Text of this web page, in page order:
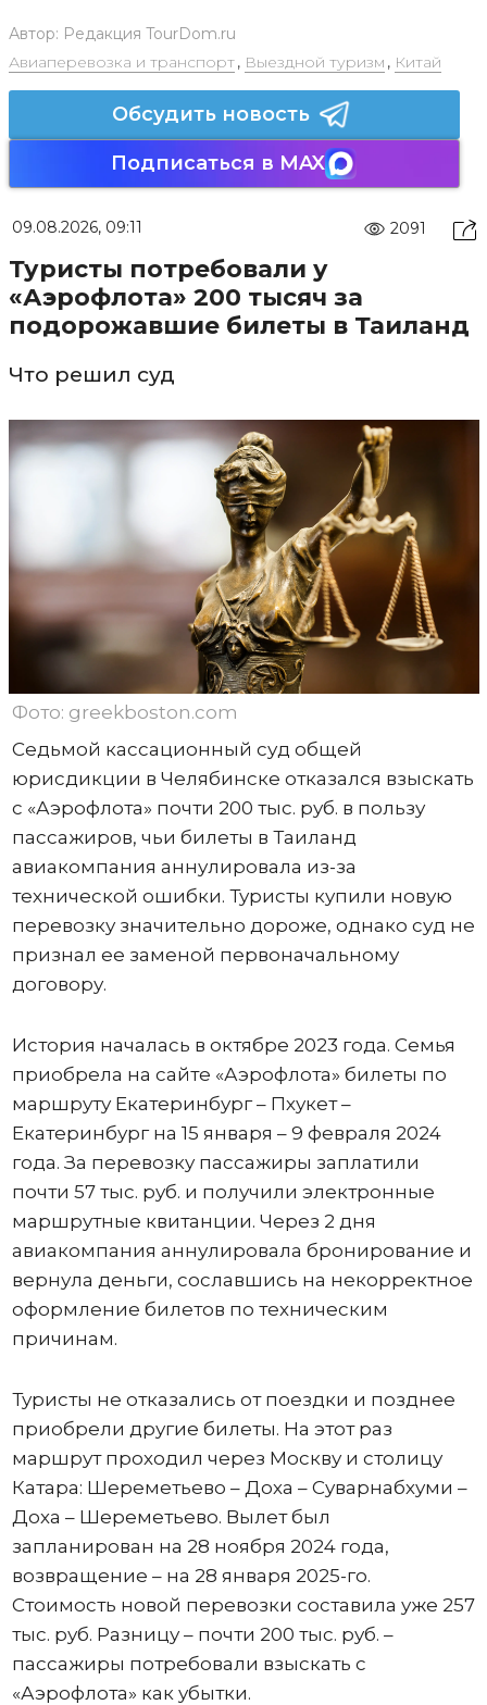
Автор: Редакция TourDom.ru
Авиаперевозка и транспорт, Выездной туризм , Китай
Обсудить новость
Подписаться в MAX
09.08.2026, 09:11 2091
Туристы потребовали у
«Аэрофлота» 200 тысяч за
подорожавшие билеты в Таиланд
Что решил суд
Фото: greekboston.com
Седьмой кассационный суд общей
юрисдикции в Челябинске отказался взыскать
с «Аэрофлота» почти 200 тыс. руб. в пользу
пассажиров, чьи билеты в Таиланд
авиакомпания аннулировала из-за
технической ошибки. Туристы купили новую
перевозку значительно дороже, однако суд не
признал ее заменой первоначальному
договору.
История началась в октябре 2023 года. Семья
приобрела на сайте «Аэрофлота» билеты по
маршруту Екатеринбург – Пхукет –
Екатеринбург на 15 января – 9 февраля 2024
года. За перевозку пассажиры заплатили
почти 57 тыс. руб. и получили электронные
маршрутные квитанции. Через 2 дня
авиакомпания аннулировала бронирование и
вернула деньги, сославшись на некорректное
оформление билетов по техническим
причинам.
Туристы не отказались от поездки и позднее
приобрели другие билеты. На этот раз
маршрут проходил через Москву и столицу
Катара: Шереметьево – Доха – Суварнабхуми –
Доха – Шереметьево. Вылет был
запланирован на 28 ноября 2024 года,
возвращение – на 28 января 2025-го.
Стоимость новой перевозки составила уже 257
тыс. руб. Разницу – почти 200 тыс. руб. –
пассажиры потребовали взыскать с
«Аэрофлота» как убытки.